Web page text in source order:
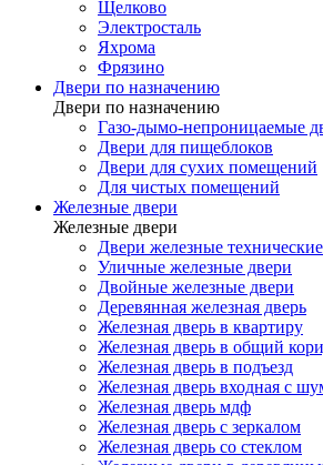
Щелково
Электросталь
Яхрома
Фрязино
Двери по назначению
Двери по назначению
Газо-дымо-непроницаемые
Двери для пищеблоков
Двери для сухих помещений
Для чистых помещений
Железные двери
Железные двери
Двери железные технические
Уличные железные двери
Двойные железные двери
Деревянная железная дверь
Железная дверь в квартиру
Железная дверь в общий
Железная дверь в подъезд
Железная дверь входная с
Железная дверь мдф
Железная дверь с зеркалом
Железная дверь со стеклом